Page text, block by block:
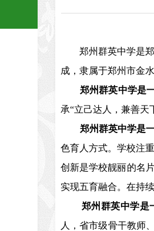
郑州群英中学是郑
成，隶属于郑州市金
郑州群英中学是一
承“立己达人，兼善天
郑州群英中学是一
色育人方式。学校注
创新是学校靓丽的名
实现五育融合。在持
郑州群英中学是
人，省市级骨干教师